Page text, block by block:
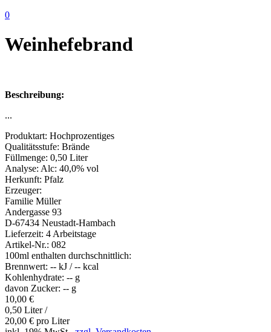
0
Weinhefebrand
Beschreibung:
...
Produktart: Hochprozentiges
Qualitätsstufe: Brände
Füllmenge: 0,50 Liter
Analyse: Alc: 40,0% vol
Herkunft: Pfalz
Erzeuger:
Familie Müller
Andergasse 93
D-67434 Neustadt-Hambach
Lieferzeit: 4 Arbeitstage
Artikel-Nr.: 082
100ml enthalten durchschnittlich:
Brennwert: -- kJ / -- kcal
Kohlenhydrate: -- g
davon Zucker: -- g
10,00 €
0,50 Liter /
20,00 € pro Liter